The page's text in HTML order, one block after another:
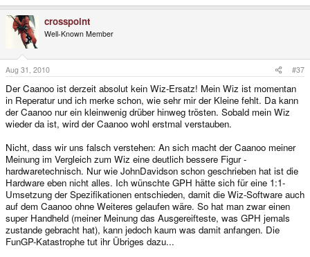
crosspoint
Well-Known Member
Aug 31, 2010 #37
Der Caanoo ist derzeit absolut kein Wiz-Ersatz! Mein Wiz ist momentan
in Reperatur und ich merke schon, wie sehr mir der Kleine fehlt. Da kann
der Caanoo nur ein kleinwenig drüber hinweg trösten. Sobald mein Wiz
wieder da ist, wird der Caanoo wohl erstmal verstauben.
Nicht, dass wir uns falsch verstehen: An sich macht der Caanoo meiner
Meinung im Vergleich zum Wiz eine deutlich bessere Figur -
hardwaretechnisch. Nur wie JohnDavidson schon geschrieben hat ist die
Hardware eben nicht alles. Ich wünschte GPH hätte sich für eine 1:1-
Umsetzung der Spezifikationen entschieden, damit die Wiz-Software auch
auf dem Caanoo ohne Weiteres gelaufen wäre. So hat man zwar einen
super Handheld (meiner Meinung das Ausgereifteste, was GPH jemals
zustande gebracht hat), kann jedoch kaum was damit anfangen. Die
FunGP-Katastrophe tut ihr Übriges dazu...